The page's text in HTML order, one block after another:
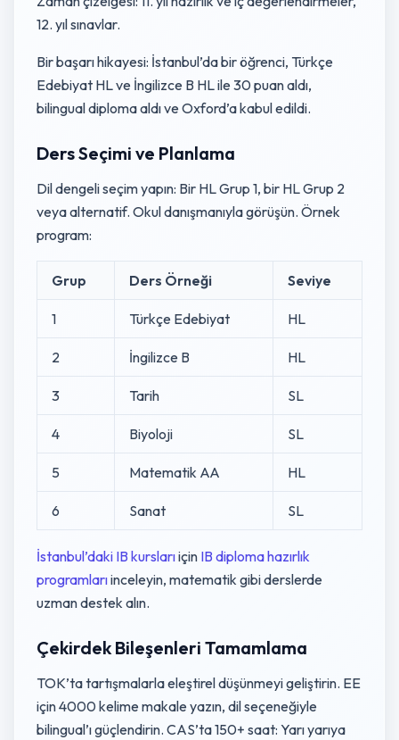
12. yıl sınavlar.
Bir başarı hikayesi: İstanbul’da bir öğrenci, Türkçe
Edebiyat HL ve İngilizce B HL ile 30 puan aldı,
bilingual diploma aldı ve Oxford’a kabul edildi.
Ders Seçimi ve Planlama
Dil dengeli seçim yapın: Bir HL Grup 1, bir HL Grup 2
veya alternatif. Okul danışmanıyla görüşün. Örnek
program:
Grup Ders Örneği Seviye
1 Türkçe Edebiyat HL
2 İngilizce B HL
3 Tarih SL
4 Biyoloji SL
5 Matematik AA HL
6 Sanat SL
İstanbul’daki IB kurslarıiçin IB diploma hazırlık
programlarıinceleyin, matematik gibi derslerde
uzman destek alın.
Çekirdek Bileşenleri Tamamlama
TOK’ta tartışmalarla eleştirel düşünmeyi geliştirin. EE
için 4000 kelime makale yazın, dil seçeneğiyle
bilingual’ı güçlendirin. CAS’ta 150+ saat: Yarı yarıya